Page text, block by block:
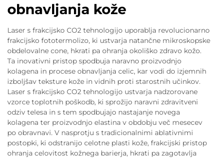
obnavljanja kože
Laser s frakcijsko CO2 tehnologijo uporablja revolucionarno
frakcijsko fototermolizo, ki ustvarja natančne mikroskopske
obdelovalne cone, hkrati pa ohranja okoliško zdravo kožo.
Ta inovativni pristop spodbuja naravno proizvodnjo
kolagena in procese obnavljanja celic, kar vodi do izjemnih
izboljšav teksture kože in vidnih proti starostnih učinkov.
Laser s frakcijsko CO2 tehnologijo ustvarja nadzorovane
vzorce toplotnih poškodb, ki sprožijo naravni zdravitveni
odziv telesa in s tem spodbujajo nastajanje novega
kolagena ter proizvodnjo elastina v obdobju več mesecev
po obravnavi. V nasprotju s tradicionalnimi ablativnimi
postopki, ki odstranijo celotne plasti kože, frakcijski pristop
ohranja celovitost kožnega barierja, hkrati pa zagotavlja